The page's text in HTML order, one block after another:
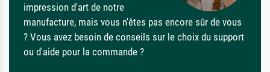
impression d'art de notre
manufacture, mais vous n'êtes pas encore sûr de vous
? Vous avez besoin de conseils sur le choix du support
ou d'aide pour la commande ?